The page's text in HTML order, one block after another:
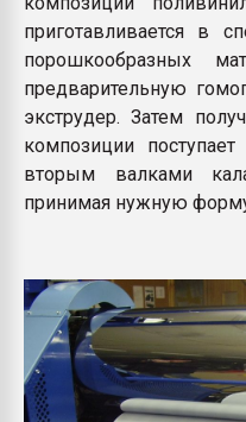
приготавливается в
порошкообразных
предварительную
экструдер. Затем
композиции
вторым валками
принимая нужную форму